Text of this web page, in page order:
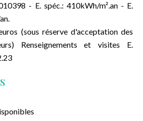
- E. spéc.: 410kWh/m².an - E.
(sous réserve d'acceptation des
Renseignements et visites E.